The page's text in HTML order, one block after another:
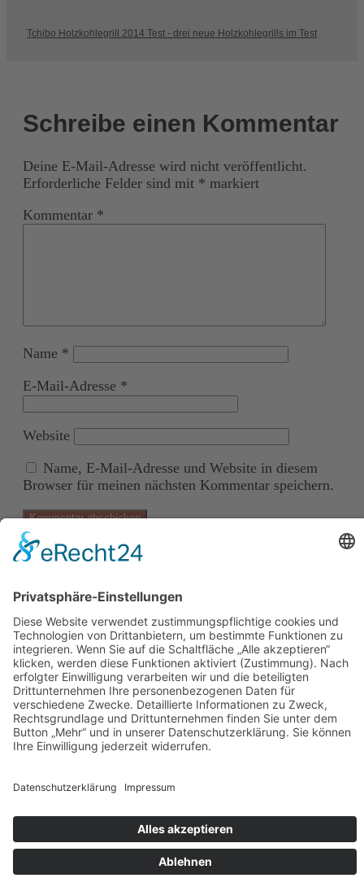
Tchibo Holzkohlegrill 2014 Test - drei neue Holzkohlegrills im Test
Schreibe einen Kommentar
Deine E-Mail-Adresse wird nicht veröffentlicht.
Erforderliche Felder sind mit * markiert
Kommentar *
Name *
E-Mail-Adresse *
Website
Name, E-Mail-Adresse und Website in diesem
Browser für meinen nächsten Kommentar speichern.
Suche
Suche
Datenschutz
Impressum
Cookie-Einstellungen